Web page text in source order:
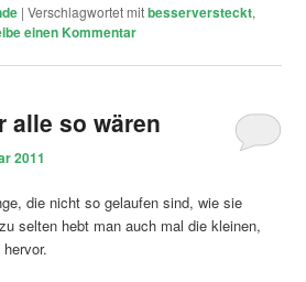
|Verschlagwortet mitbesserversteckt,
einen Kommentar
alle so wären
2011
die nicht so gelaufen sind, wie sie
selten hebt man auch mal die kleinen,